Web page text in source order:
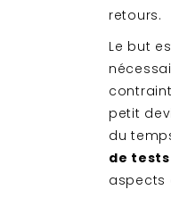
retours.
Le but
petit
du
de tests
aspects